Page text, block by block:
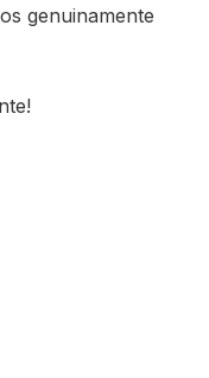
genuinamente